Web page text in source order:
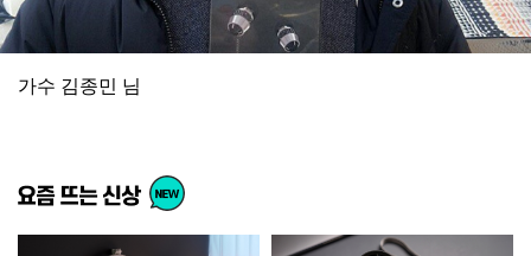
가수 김종민 님